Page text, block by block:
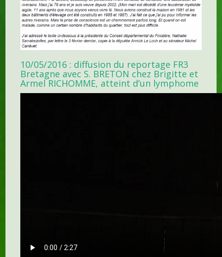
10/05/2016 : diffusion du reportage FR3
Bretagne avec S. BRETON chez Brigitte et
Armel RICHOMME, atteint d’un lymphome